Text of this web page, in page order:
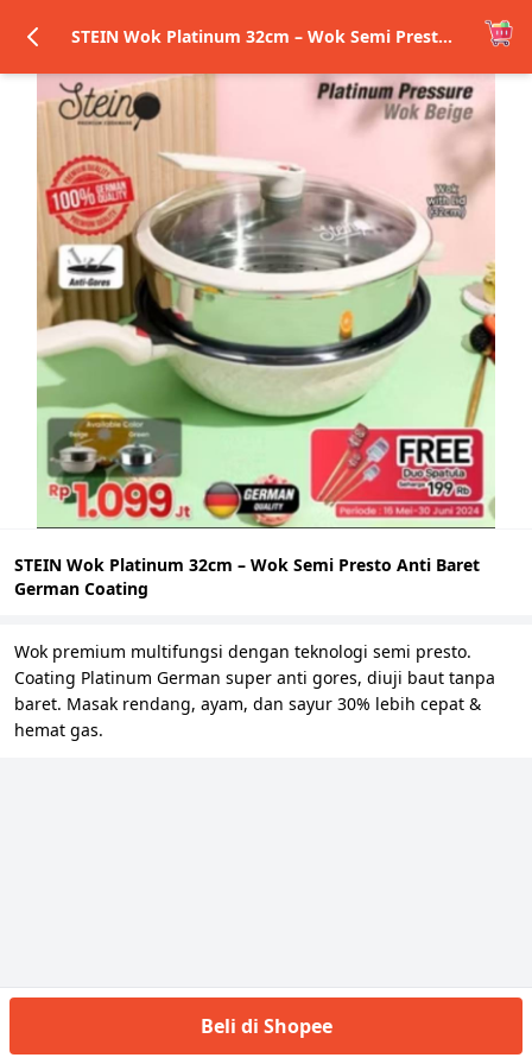
STEIN Wok Platinum 32cm – Wok Semi Presto Anti Baret German Coating
STEIN Wok Platinum 32cm – Wok Semi Presto Anti Baret
German Coating
Wok premium multifungsi dengan teknologi semi presto.
Coating Platinum German super anti gores, diuji baut tanpa
baret. Masak rendang, ayam, dan sayur 30% lebih cepat &
hemat gas.
Beli di Shopee